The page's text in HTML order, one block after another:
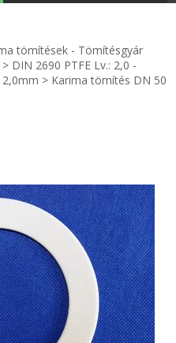
videók
Egyedi gyártás
Hírek
Kapcsolat
ÁSZF
tömítések - Tömítésgyár
> DIN 2690 PTFE Lv.: 2,0 -
2,0mm > Karima tömítés DN 50